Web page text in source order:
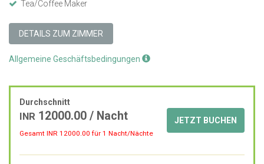
Tea/Coffee Maker
DETAILS ZUM ZIMMER
Allgemeine Geschäftsbedingungen
Durchschnitt
INR 12000.00 / Nacht
Gesamt INR 12000.00 für 1 Nacht/Nächte
JETZT BUCHEN